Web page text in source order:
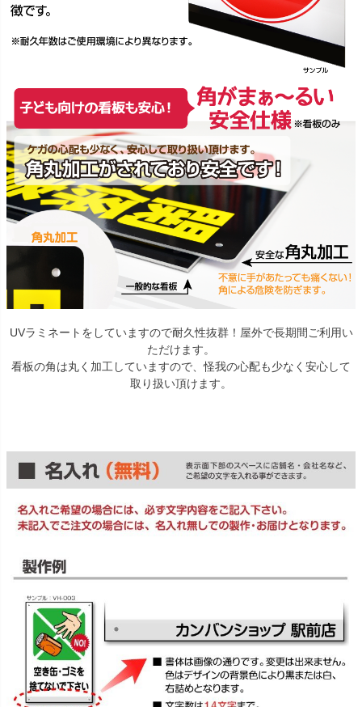
UVラミネートをしていますので耐久性抜群！屋外で長期間ご利用い
ただけます。
看板の角は丸く加工していますので、怪我の心配も少なく安心して
取り扱い頂けます。